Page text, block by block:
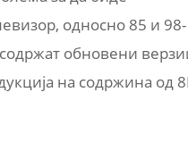
односно 85 и 98-
обновени
на содржина од